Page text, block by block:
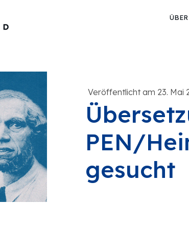
Veröffentlicht am 23. Mai
PEN/
gesucht